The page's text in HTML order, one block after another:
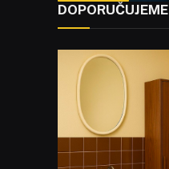
DOPORUČUJEME